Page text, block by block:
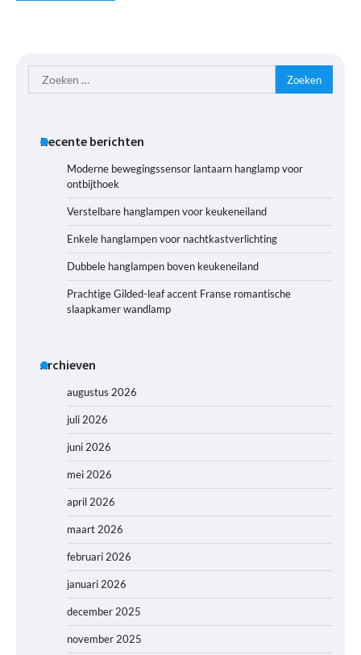
Zoeken
naar:
Recente berichten
Moderne bewegingssensor lantaarn hanglamp voor
ontbijthoek
Verstelbare hanglampen voor keukeneiland
Enkele hanglampen voor nachtkastverlichting
Dubbele hanglampen boven keukeneiland
Prachtige Gilded-leaf accent Franse romantische
slaapkamer wandlamp
Archieven
augustus 2026
juli 2026
juni 2026
mei 2026
april 2026
maart 2026
februari 2026
januari 2026
december 2025
november 2025